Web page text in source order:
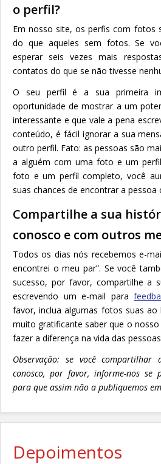
o perfil?
Em nosso site, os perfis com fotos
do que aqueles sem fotos. Se
esperar seis vezes mais
contatos do que se não tivesse
O seu perfil é a sua primeira
oportunidade de mostrar a um
interessante e que vale a pena
conteúdo, é fácil ignorar a sua
outro perfil. Fato: as pessoas são
a alguém com uma foto e um
foto e um perfil completo, você
suas chances de encontrar a pessoa
Compartilhe a sua
conosco e com outros
Todos os dias nós recebemos e-
encontrei o meu par”. Se você
sucesso, por favor, compartilhe a
escrevendo um e-mail para
favor, inclua algumas fotos suas
muito gratificante saber que o
fazer a diferença na vida das
Observação: se você
conosco, por favor, informe-nos se
para que assim não a publiquemos
Depoimentos